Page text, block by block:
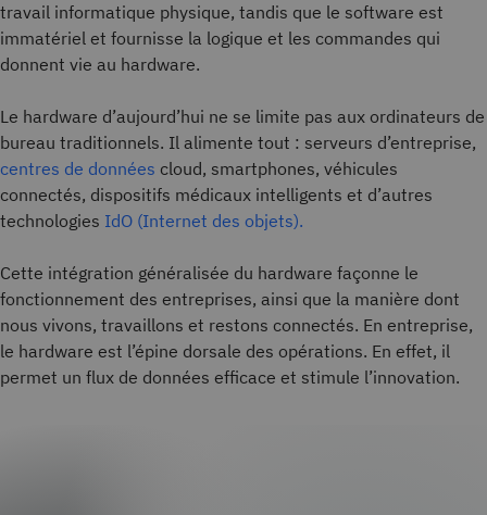
travail informatique physique, tandis que le software est
immatériel et fournisse la logique et les commandes qui
donnent vie au hardware.
Le hardware d’aujourd’hui ne se limite pas aux ordinateurs de
bureau traditionnels. Il alimente tout : serveurs d’entreprise,
centres de données cloud, smartphones, véhicules
connectés, dispositifs médicaux intelligents et d’autres
technologies IdO (Internet des objets).
Cette intégration généralisée du hardware façonne le
fonctionnement des entreprises, ainsi que la manière dont
nous vivons, travaillons et restons connectés. En entreprise,
le hardware est l’épine dorsale des opérations. En effet, il
permet un flux de données efficace et stimule l’innovation.